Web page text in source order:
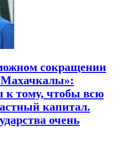
сокращении
к тому, чтобы всю
капитал.
очень